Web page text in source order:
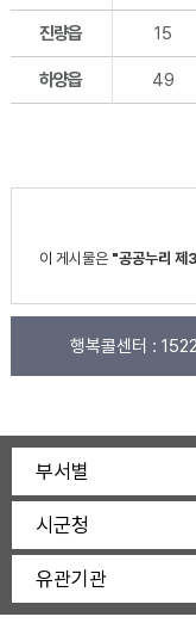
진량읍 15
하양읍 49
이 게시물은 "공공누리 제
행복콜센터 :
부서별
시군청
유관기관